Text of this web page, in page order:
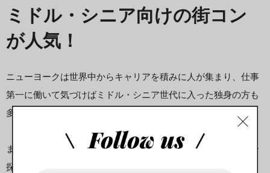
ミドル・シニア向けの街コン
が人気！
ニューヨークは世界中からキャリアを積みに人が集まり、仕事
第一に働いて気づけばミドル・シニア世代に入った独身の方も
多くいます。
また、一度離婚しても、第二の人生のために新しいパートナー
探しに前向きな方も多くいます。